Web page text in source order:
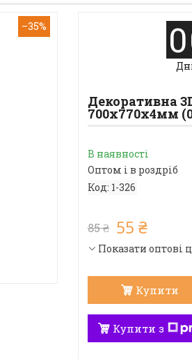
–35% 0
Декоративна
700х770х4мм
В наявності
Оптом і в роздріб
Код: 1-326
85 ₴ 55 ₴
Показати оптові
Купити
Купити з